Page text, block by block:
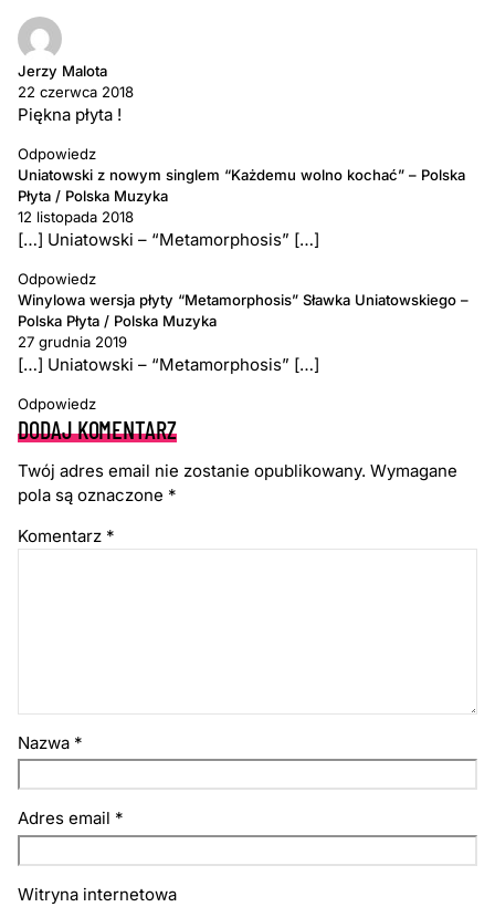
Jerzy Malota
22 czerwca 2018
Piękna płyta !
Odpowiedz
Uniatowski z nowym singlem “Każdemu wolno kochać” – Polska
Płyta / Polska Muzyka
12 listopada 2018
[…] Uniatowski – “Metamorphosis” […]
Odpowiedz
Winylowa wersja płyty “Metamorphosis” Sławka Uniatowskiego –
Polska Płyta / Polska Muzyka
27 grudnia 2019
[…] Uniatowski – “Metamorphosis” […]
Odpowiedz
DODAJ KOMENTARZ
Twój adres email nie zostanie opublikowany. Wymagane
pola są oznaczone *
Komentarz *
Nazwa *
Adres email *
Witryna internetowa